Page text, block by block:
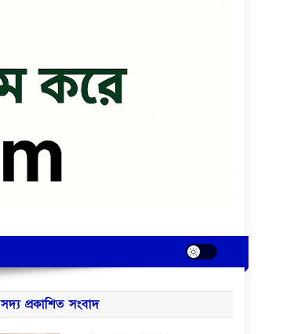
সদ্য প্রকাশিত সংবাদ